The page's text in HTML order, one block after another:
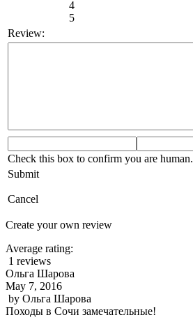
4
5
Review:
Check this box to confirm you are human.
Submit
Cancel
Create your own review
Average rating:
1 reviews
Ольга Шарова
May 7, 2016
by Ольга Шарова
Походы в Сочи замечательные!